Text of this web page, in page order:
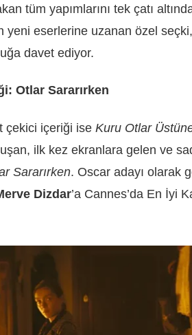
tüm yapımlarını tek çatı
yeni eserlerine uzanan özel
davet ediyor.
Otlar Sararırken
çekici içeriği ise Kuru Otlar
ilk kez ekranlara gelen ve
Sararırken. Oscar adayı olarak
Dizdar’a Cannes’da En İyi